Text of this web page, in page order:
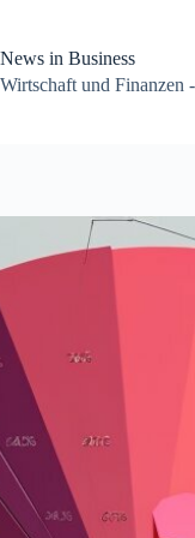
springen
News in Business
Wirtschaft und Finanzen